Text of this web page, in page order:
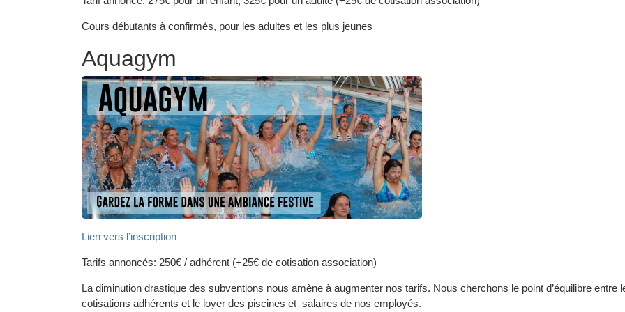
Cours débutants à confirmés, pour les adultes et les plus jeunes
Aquagym
Lien vers l’inscription
Tarifs annoncés: 250€ / adhérent (+25€ de cotisation association)
La diminution drastique des subventions nous amène à augmenter nos tarifs. Nous cherchons le point d’équilibre entre
cotisations adhérents et le loyer des piscines et salaires de nos employés.